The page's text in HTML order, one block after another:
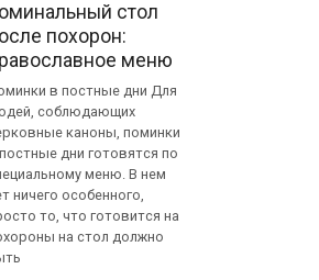
стол
похорон:
меню
в постные дни Для
соблюдающих
каноны, поминки
дни готовятся по
меню. В нем
ничего особенного,
то, что готовится на
на стол должно